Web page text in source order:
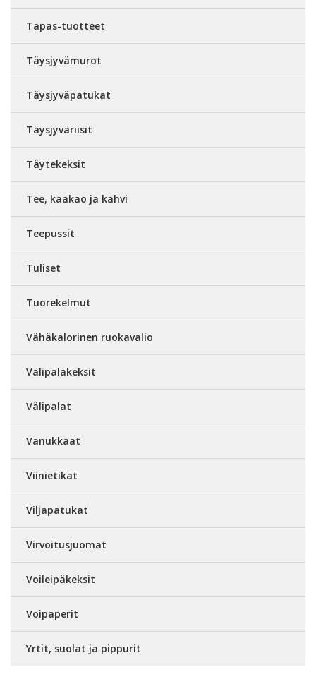
Tapas-tuotteet
Täysjyvämurot
Täysjyväpatukat
Täysjyväriisit
Täytekeksit
Tee, kaakao ja kahvi
Teepussit
Tuliset
Tuorekelmut
Vähäkalorinen ruokavalio
Välipalakeksit
Välipalat
Vanukkaat
Viinietikat
Viljapatukat
Virvoitusjuomat
Voileipäkeksit
Voipaperit
Yrtit, suolat ja pippurit